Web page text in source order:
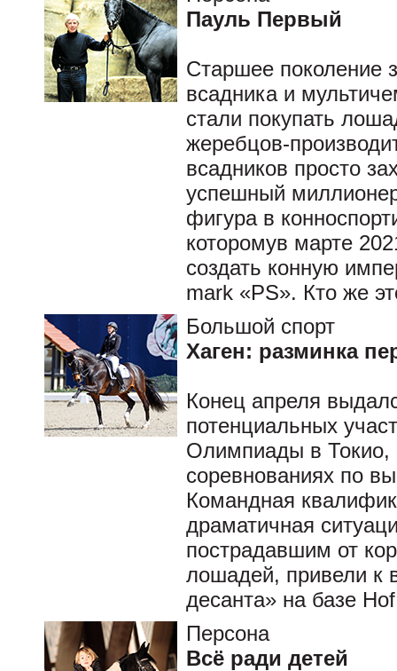
Пауль Первый
Старшее поколение
всадника и
стали покупать
жеребцов-
всадников просто
успешный
фигура в
которомув марте
создать конную
mark «PS». Кто же
Большой спорт
Хаген: разминка
Конец апреля
потенциальных
Олимпиады в Токио,
соревнованиях по
Командная
драматичная
пострадавшим от
лошадей, привели к
десанта» на базе
Персона
Всё ради детей